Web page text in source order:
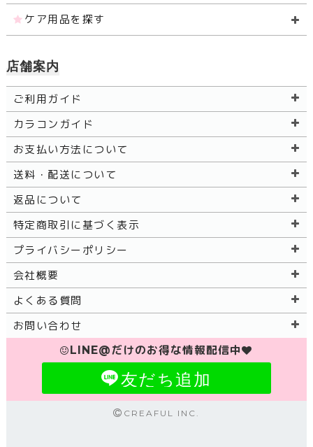
ケア用品を探す
店舗案内
ご利用ガイド
カラコンガイド
お支払い方法について
送料・配送について
返品について
特定商取引に基づく表示
プライバシーポリシー
会社概要
よくある質問
お問い合わせ
LINE@だけのお得な情報配信中
友だち追加
CREAFUL INC.